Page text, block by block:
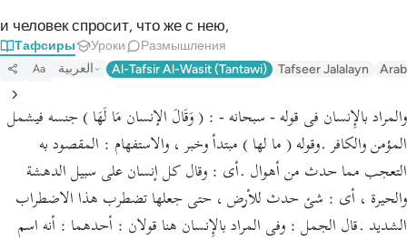
и человек спросит, что же с нею,
Тафсиры Уроки Размышления
Aa العربية Al-Tafsir Al-Wasit (Tantawi) Tafseer Jalalayn
والمراد بالإِنسان فى قوله - سبحانه - : ( وَقَالَ الإنسان مَا لَهَا ) جنسه فيشمل
المؤمن والكافر .وقوله ( ما لها ) مبتدأ وخبر ، والاستفهام : المقصود به
التعجب مما حدث من أهوال .أى : وقال كل إنسان على سبيل الدهشة
والحيرة ، أى : شئ حدث للأرض ، حتى جعلها تضطرب هذا الاضطراب
الشديد .قال الجمل : وفى المراد بالإِنسان هنا قولان : أحدهما : أنه اسم